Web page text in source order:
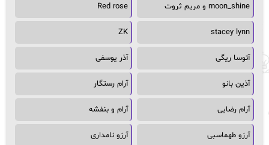
moon_shine و مریم ثروت Red rose
stacey lynn
ZK
آتوسا ریگی آذر یوسفی
آذین بانو آرام رستگار
آرام رضایی آرام و بنفشه
آرزو طهماسبی آرزو نامداری